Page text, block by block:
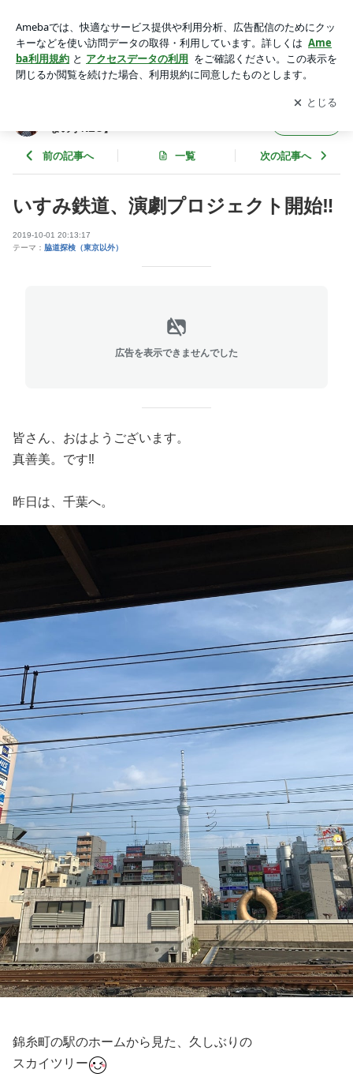
ブログ【masamiの★まの字NEO】
アプリをダウンロードして ブログの更新通知
を受け取りまし
ょう。
開く
まの字NEO】
前の記事へ 一覧 次の記事へ
いすみ鉄道、演劇プロジェクト開始‼️
2019-10-01 20:13:17
テーマ： 脇道探検（東京以外）
広告を表示できませんでした
皆さん、おはようございます。
真善美。です‼️
昨日は、千葉へ。
錦糸町の駅のホームから見た、久しぶりの
スカイツリー